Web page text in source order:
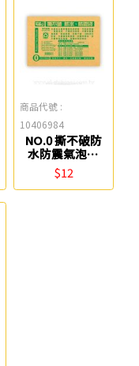
商品代號 :
10406984
NO.0 撕不破防
水防震氣泡袋
(13*19cm) Life
$12